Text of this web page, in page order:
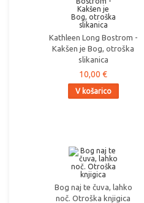
Kathleen Long Bostrom -
Kakšen je Bog, otroška
slikanica
10,00 €
V košarico
Bog naj te čuva, lahko
noč. Otroška knjigica